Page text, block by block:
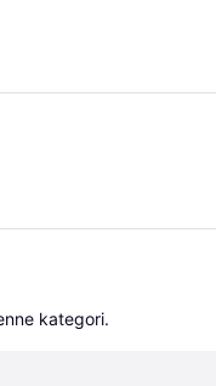
kategori.